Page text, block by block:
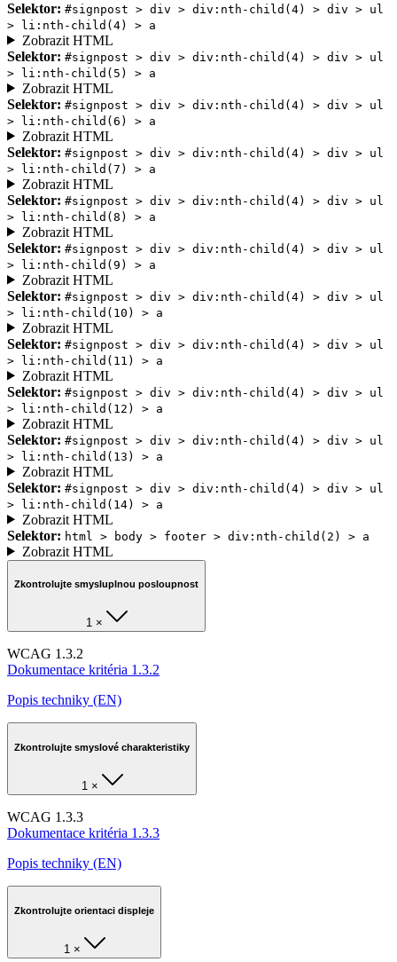
Selektor: #signpost > div > div:nth-child(4) > div > ul
> li:nth-child(4) > a
Zobrazit HTML
Selektor: #signpost > div > div:nth-child(4) > div > ul
> li:nth-child(5) > a
Zobrazit HTML
Selektor: #signpost > div > div:nth-child(4) > div > ul
> li:nth-child(6) > a
Zobrazit HTML
Selektor: #signpost > div > div:nth-child(4) > div > ul
> li:nth-child(7) > a
Zobrazit HTML
Selektor: #signpost > div > div:nth-child(4) > div > ul
> li:nth-child(8) > a
Zobrazit HTML
Selektor: #signpost > div > div:nth-child(4) > div > ul
> li:nth-child(9) > a
Zobrazit HTML
Selektor: #signpost > div > div:nth-child(4) > div > ul
> li:nth-child(10) > a
Zobrazit HTML
Selektor: #signpost > div > div:nth-child(4) > div > ul
> li:nth-child(11) > a
Zobrazit HTML
Selektor: #signpost > div > div:nth-child(4) > div > ul
> li:nth-child(12) > a
Zobrazit HTML
Selektor: #signpost > div > div:nth-child(4) > div > ul
> li:nth-child(13) > a
Zobrazit HTML
Selektor: #signpost > div > div:nth-child(4) > div > ul
> li:nth-child(14) > a
Zobrazit HTML
Selektor: html > body > footer > div:nth-child(2) > a
Zobrazit HTML
Zkontrolujte smysluplnou posloupnost
1 ×
WCAG 1.3.2
Dokumentace kritéria 1.3.2
Popis techniky (EN)
Zkontrolujte smyslové charakteristiky
1 ×
WCAG 1.3.3
Dokumentace kritéria 1.3.3
Popis techniky (EN)
Zkontrolujte orientaci displeje
1 ×